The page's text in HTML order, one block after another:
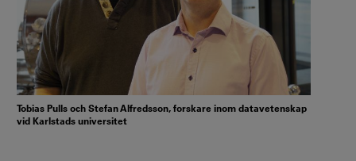
Tobias Pulls och Stefan Alfredsson, forskare inom datavetenskap
vid Karlstads universitet